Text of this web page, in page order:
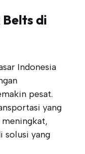
di
Indonesia
pesat.
yang
solusi yang